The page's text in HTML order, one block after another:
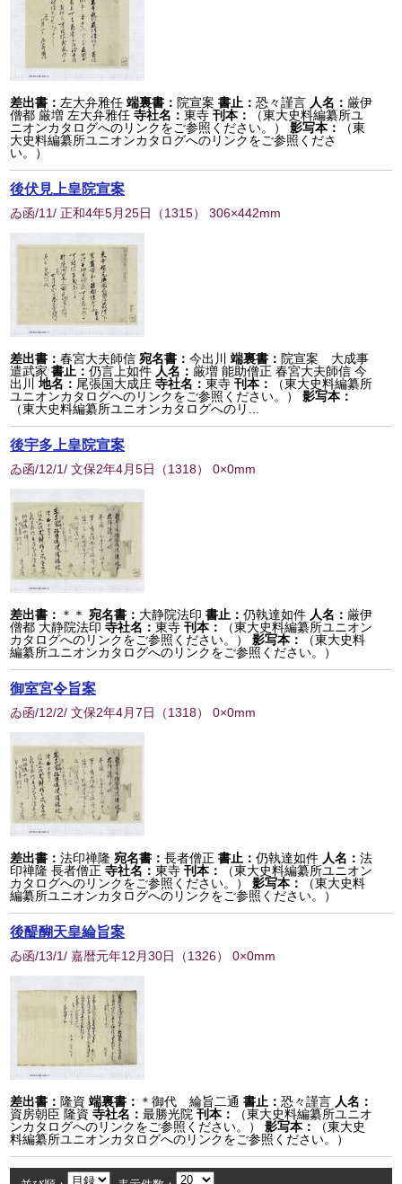
差出書： 左大弁雅任 端裏書： 院宣案 書止：恐々謹言 人名： 厳伊
僧都 厳増 左大弁雅任 寺社名：東寺 刊本：
（東大史料編纂所ユ
ニオンカタログへのリンクをご参照ください。）
影写本：
（東
大史料編纂所ユニオンカタログへのリンクをご参照くださ
い。）
後伏見上皇院宣案
ゐ函/11/ 正和4年5月25日 （1315） 306×442mm
差出書：春宮大夫師信 宛名書：今出川 端裏書： 院宣案 大成事
遣武家 書止：仍言上如件 人名： 厳増 能助僧正 春宮大夫師信 今
出川
地名： 尾張国大成庄 寺社名：東寺 刊本：
（東大史料編纂所
ユニオンカタログへのリンクをご参照ください。）
影写本：
（東大史料編纂所ユニオンカタログへのリ...
後宇多上皇院宣案
ゐ函/12/1/ 文保2年4月5日 （1318） 0×0mm
差出書： ＊＊ 宛名書： 大静院法印 書止：仍執達如件 人名： 厳伊
僧都 大静院法印 寺社名：東寺 刊本：
（東大史料編纂所ユニオン
カタログへのリンクをご参照ください。）
影写本：
（東大史料
編纂所ユニオンカタログへのリンクをご参照ください。）
御室宮令旨案
ゐ函/12/2/ 文保2年4月7日 （1318） 0×0mm
差出書：法印禅隆 宛名書：長者僧正 書止：仍執達如件 人名：法
印禅隆 長者僧正 寺社名：東寺 刊本：
（東大史料編纂所ユニオン
カタログへのリンクをご参照ください。）
影写本：
（東大史料
編纂所ユニオンカタログへのリンクをご参照ください。）
後醍醐天皇綸旨案
ゐ函/13/1/ 嘉暦元年12月30日 （1326） 0×0mm
差出書： 隆資 端裏書： ＊御代 綸旨二通 書止：恐々謹言 人名：
資房朝臣 隆資 寺社名：最勝光院 刊本：
（東大史料編纂所ユニオ
ンカタログへのリンクをご参照ください。）
影写本：
（東大史
料編纂所ユニオンカタログへのリンクをご参照ください。）